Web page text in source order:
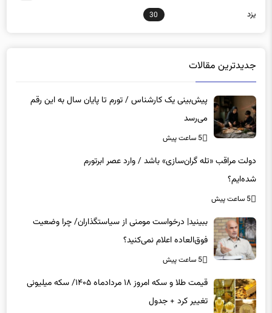
یزد 30
جدیدترین مقالات
پیش‌بینی یک کارشناس / تورم تا پایان سال به این رقم
می‌رسد
5 ساعت پیش
دولت مراقب «تله گران‌سازی» باشد / وارد عصر ابرتورم
شده‌ایم؟
5 ساعت پیش
ببینید| درخواست مومنی از سیاستگذاران/ چرا وضعیت
فوق‌العاده اعلام نمی‌کنید؟
5 ساعت پیش
قیمت طلا و سکه امروز ۱۸ مردادماه ۱۴۰۵/ سکه میلیونی
تغییر کرد + جدول